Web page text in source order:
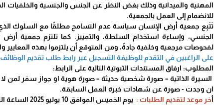
المهنية والميدانية وذلك بغض النظر عن الجنس والجنسية والخلفيات
للانضمام إلى العمل بالجمعية.
تَتَبِع جمعية أرض الإنسان سياسة عدم التسامح مطلقًا مع السلوك الذي
الجنسي، وإساءة استخدام السلطة، والتمييز. كما تلتزم جمعية
لفحوصات مرجعية وخلفية جادةً، ومن المتوقع أن يلتزموا بهذه المعايير
على الراغبين في التقدم للوظيفة التسجيل عبر رابط طلب تقديم
المطلوب: ارفاق المستندات الثبوتية التالية على الرابط:
السيرة الذاتية – صورة شخصية حديثة – صورة هوية او جواز سفر
ان وجدت - صورة عن شهادات خبرة العمل السابقة.
أخر موعد لتقديم الطلبات : يوم الخميس الموافق 10 يوليو 2025 الساعة الثانية ظهراً .